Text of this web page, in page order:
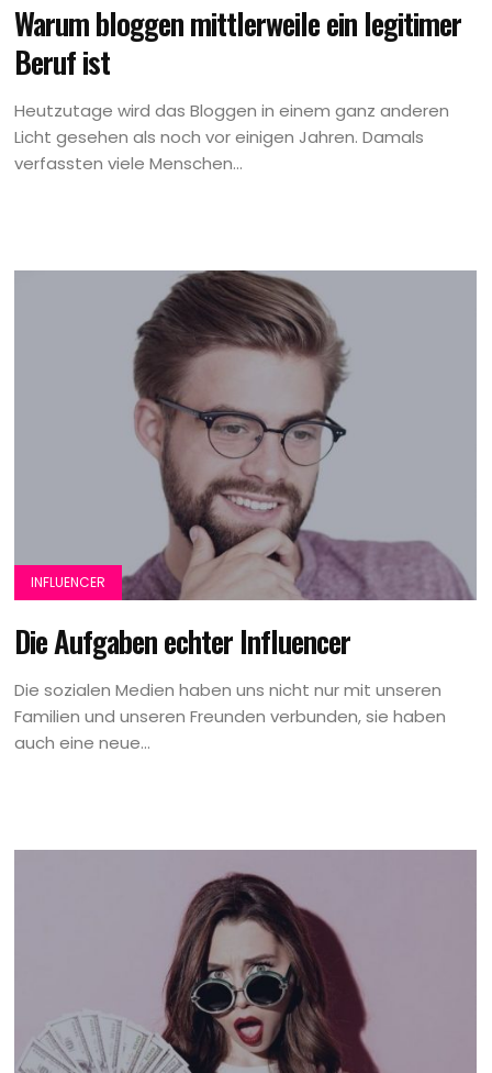
Warum bloggen mittlerweile ein legitimer
Beruf ist
Heutzutage wird das Bloggen in einem ganz anderen
Licht gesehen als noch vor einigen Jahren. Damals
verfassten viele Menschen...
INFLUENCER
Die Aufgaben echter Influencer
Die sozialen Medien haben uns nicht nur mit unseren
Familien und unseren Freunden verbunden, sie haben
auch eine neue...